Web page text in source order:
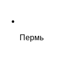
Пермь